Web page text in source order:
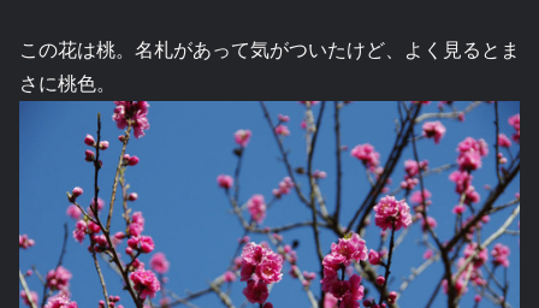
この花は桃。名札があって気がついたけど、よく見るとま
さに桃色。